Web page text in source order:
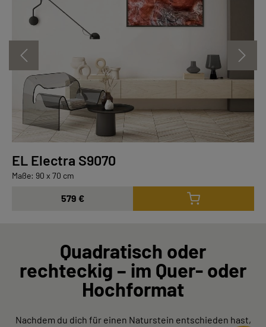
EL Electra S9070
Maße: 90 x 70 cm
579 €
Quadratisch oder
rechteckig – im Quer- oder
Hochformat
Nachdem du dich für einen Naturstein entschieden hast,